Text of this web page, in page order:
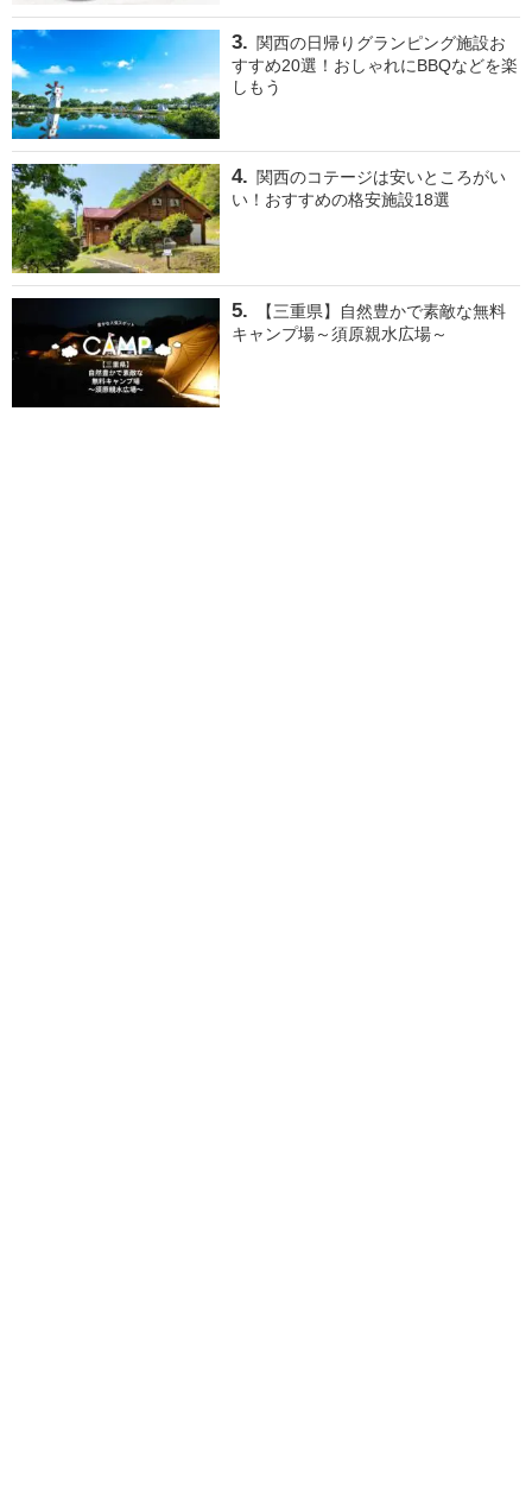
関西の日帰りグランピング施設お
すすめ20選！おしゃれにBBQなどを楽
しもう
関西のコテージは安いところがい
い！おすすめの格安施設18選
【三重県】自然豊かで素敵な無料
キャンプ場～須原親水広場～